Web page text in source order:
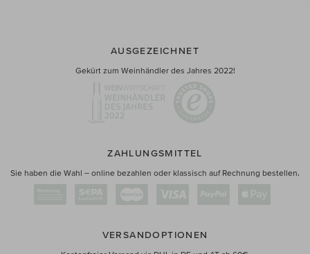
AUSGEZEICHNET
Gekürt zum Weinhändler des Jahres 2022!
ZAHLUNGSMITTEL
Sie haben die Wahl – online bezahlen oder klassisch auf Rechnung bestellen.
VERSANDOPTIONEN